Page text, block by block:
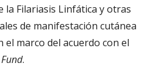
la Filariasis Linfática y otras
de manifestación cutánea
el marco del acuerdo con el
.